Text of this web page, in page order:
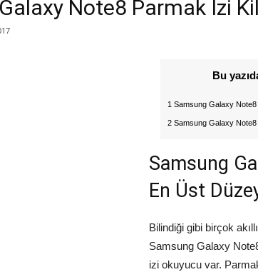
Note8 Parmak İzi
Bu
1 Samsung Galaxy
2 Samsung Galaxy
Samsung
En Üst
Bilindiği gibi birçok
Samsung Galaxy
izi okuyucu var.